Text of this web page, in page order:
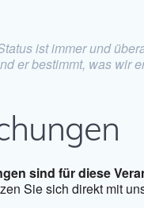
ist immer und
er bestimmt, was wir
sind für diese
Sie sich direkt mit